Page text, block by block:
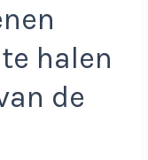
halen
de